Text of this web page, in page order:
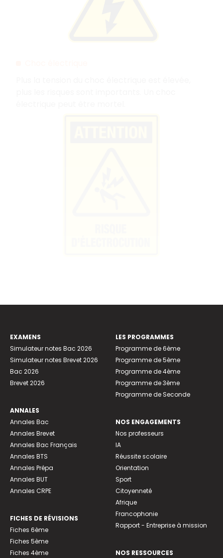
EXAMENS
Simulateur notes Bac 2026
Simulateur notes Brevet 2026
Bac 2026
Brevet 2026
ANNALES
Annales Bac
Annales Brevet
Annales Bac Français
Annales BTS
Annales Prépa
Annales BUT
Annales CRPE
FICHES DE RÉVISIONS
Fiches 6ème
Fiches 5ème
Fiches 4ème
LES PROGRAMMES
Programme de 6ème
Programme de 5ème
Programme de 4ème
Programme de 3ème
Programme de Seconde
NOS ENGAGEMENTS
Nos professeurs
IA
Réussite scolaire
Orientation
Sport
Citoyenneté
Afrique
Francophonie
Rapport - Entreprise à mission
NOS RESSOURCES